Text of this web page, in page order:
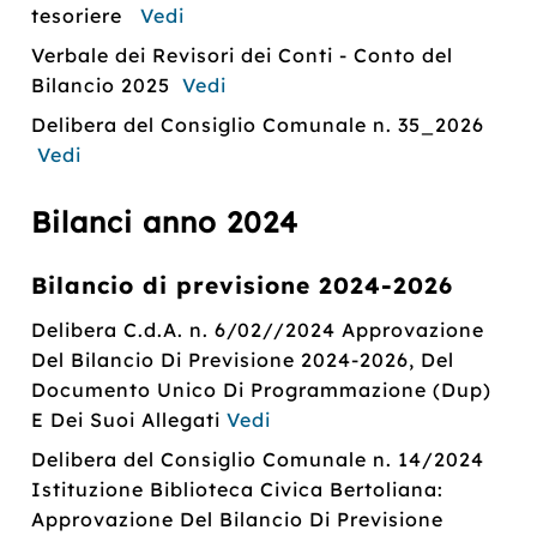
tesoriereVedi
Verbale dei Revisori dei Conti - Conto del
Bilancio 2025Vedi
Delibera del Consiglio Comunale n. 35_2026
Vedi
Bilanci anno 2024
Bilancio di previsione 2024-2026
Delibera C.d.A. n. 6/02//2024 Approvazione
Del Bilancio Di Previsione 2024-2026, Del
Documento Unico Di Programmazione (Dup)
E Dei Suoi AllegatiVedi
Delibera del Consiglio Comunale n. 14/2024
Istituzione Biblioteca Civica Bertoliana:
Approvazione Del Bilancio Di Previsione